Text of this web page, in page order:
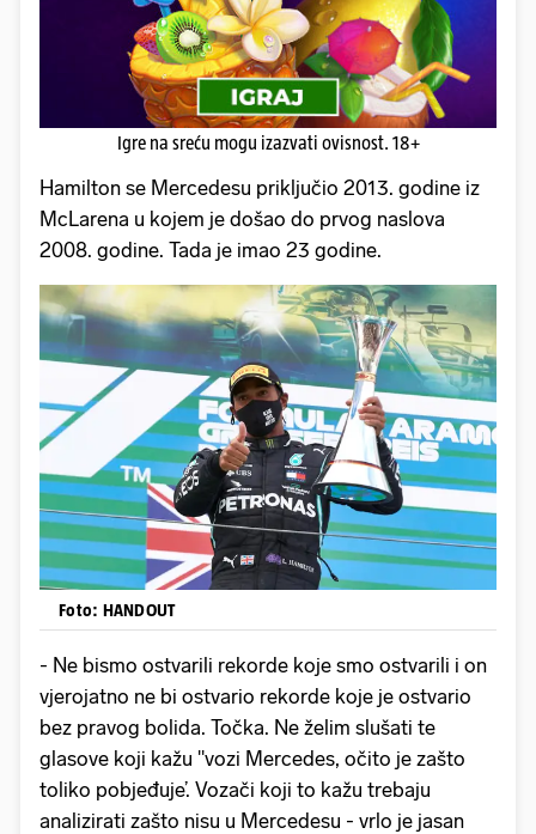
Igre na sreću mogu izazvati ovisnost. 18+
Hamilton se Mercedesu priključio 2013. godine iz
McLarena u kojem je došao do prvog naslova
2008. godine. Tada je imao 23 godine.
Foto: HANDOUT
- Ne bismo ostvarili rekorde koje smo ostvarili i on
vjerojatno ne bi ostvario rekorde koje je ostvario
bez pravog bolida. Točka. Ne želim slušati te
glasove koji kažu "vozi Mercedes, očito je zašto
toliko pobjeđuje’. Vozači koji to kažu trebaju
analizirati zašto nisu u Mercedesu - vrlo je jasan